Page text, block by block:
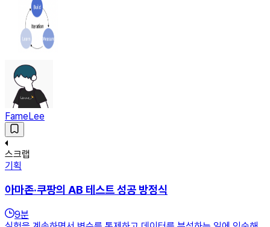
FameLee
스크랩
기획
아마존·쿠팡의 AB 테스트 성공 방정식
9분